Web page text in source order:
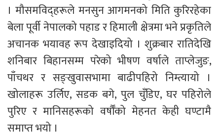
। मौसमविद्हरूले मनसुन आगमनको मिति कुरिरहेका
बेला पूर्वी नेपालको पहाड र हिमाली क्षेत्रमा भने प्रकृतिले
अचानक भयावह रूप देखाइदियो । शुक्रबार रातिदेखि
शनिबार बिहानसम्म परेको भीषण वर्षाले ताप्लेजुङ,
पाँचथर र सङ्खुवासभामा बाढीपहिरो निम्त्यायो ।
खोलाहरू उर्लिए, सडक बगे, पुल चुँडिए, घर पहिरोले
पुरिए र मानिसहरूको वर्षौँको मेहनत केही घण्टामै
समाप्त भयो ।